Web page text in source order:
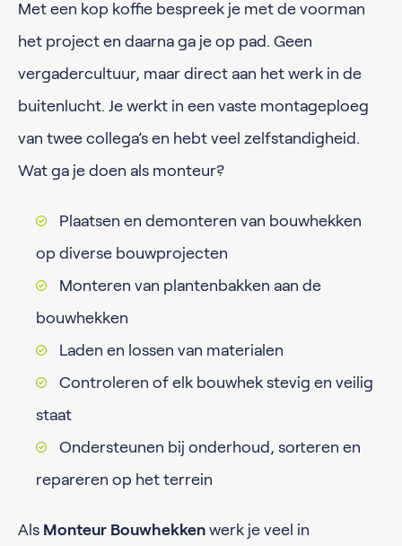
Met een kop koffie bespreek je met de voorman
het project en daarna ga je op pad. Geen
vergadercultuur, maar direct aan het werk in de
buitenlucht. Je werkt in een vaste montageploeg
van twee collega’s en hebt veel zelfstandigheid.
Wat ga je doen als monteur?
Plaatsen en demonteren van bouwhekken
op diverse bouwprojecten
Monteren van plantenbakken aan de
bouwhekken
Laden en lossen van materialen
Controleren of elk bouwhek stevig en veilig
staat
Ondersteunen bij onderhoud, sorteren en
repareren op het terrein
Als Monteur Bouwhekken werk je veel in